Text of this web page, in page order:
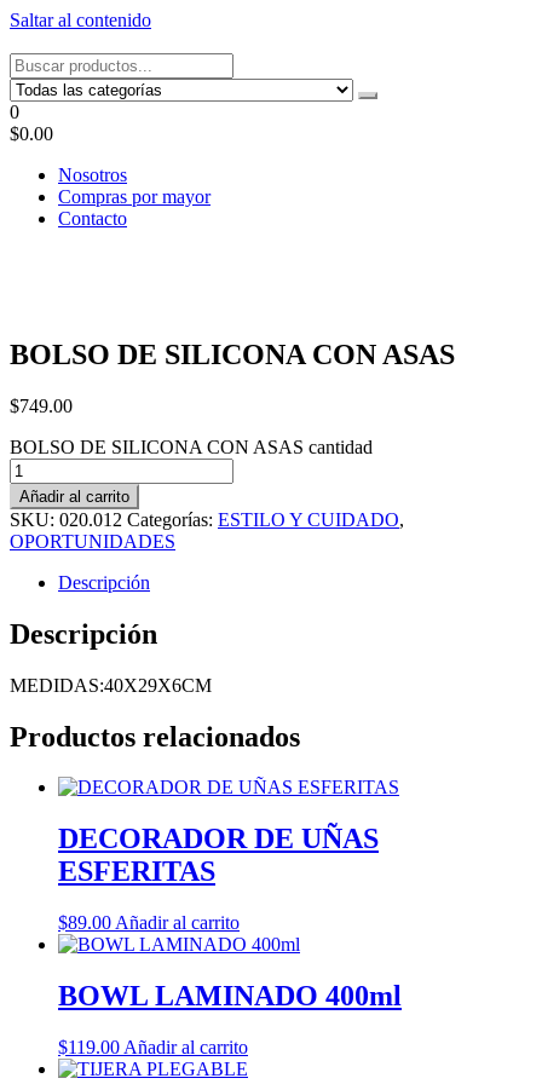
Saltar al contenido
Tel: 22087679 – Cel: 097 822122 – Joaquín Requena 2459
0
$0.00
Nosotros
Compras por mayor
Contacto
BOLSO DE SILICONA CON ASAS
$749.00
BOLSO DE SILICONA CON ASAS cantidad
Añadir al carrito
SKU: 020.012 Categorías: ESTILO Y CUIDADO,
OPORTUNIDADES
Descripción
Descripción
MEDIDAS:40X29X6CM
Productos relacionados
DECORADOR DE UÑAS
ESFERITAS
$89.00 Añadir al carrito
BOWL LAMINADO 400ml
$119.00 Añadir al carrito